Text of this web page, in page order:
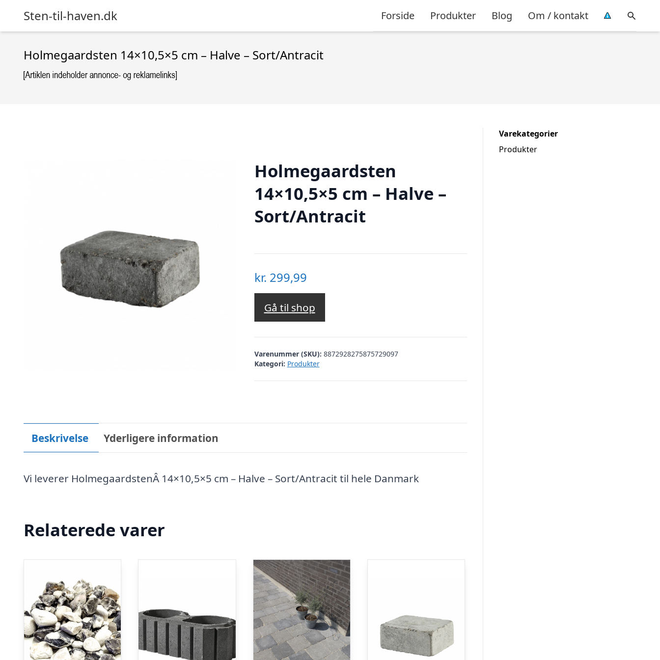
Sten-til-haven.dk Forside Produkter Blog Om / kontakt
Holmegaardsten 14×10,5×5 cm – Halve – Sort/Antracit
Holmegaardsten
14×10,5×5 cm – Halve –
Sort/Antracit
kr. 299,99
Gå til shop
Varenummer (SKU): 8872928275875729097
Kategori: Produkter
Beskrivelse Yderligere information
Vi leverer HolmegaardstenÂ 14×10,5×5 cm – Halve – Sort/Antracit til hele Danmark
Relaterede varer
Varekategorier
Produkter